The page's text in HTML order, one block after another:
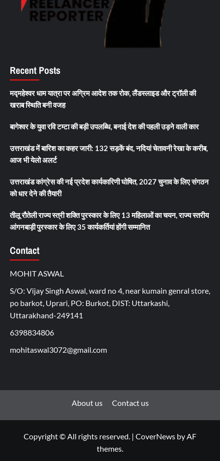
Recent Posts
मद्महेश्वर धाम यात्रा पर अग्रिम आदेश तक रोक, लैंडस्लाइड और ट्रॉली की
खराब स्थिति बनी वजह
बागेश्वर के युवा रवि टम्टा की बड़ी उपलब्धि, बनाई देश की पहली उड़ने वाली कार
उत्तराखंड में बारिश का कहर जारी: 132 सड़कें बंद, नदियां चेतावनी रेखा के करीब,
आज भी येलो अलर्ट
उत्तराखंड कांग्रेस की नई प्रदेश कार्यकारिणी घोषित, 2027 चुनाव के लिए संगठन
को धार देने की तैयारी
तीलू रौतेली राज्य स्त्री शक्ति पुरस्कार के लिए 13 महिलाओं का चयन, राज्य स्तरीय
आंगनबाड़ी पुरस्कार के लिए 35 कार्यकर्तियां होंगी सम्मानित
Contact
MOHIT ASWAL
S/O: Vijay Singh Aswal, ward no 4, near kumain genral store,
po barkot, Uprari, PO: Burkot, DIST: Uttarkashi,
Uttarakhand-249141
6398834806
mohitaswal3072@gmail.com
About us Contact us
Copyright © All rights reserved. | CoverNews by AF
themes.